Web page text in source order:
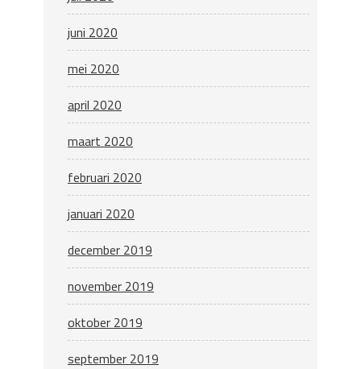
juni 2020
mei 2020
april 2020
maart 2020
februari 2020
januari 2020
december 2019
november 2019
oktober 2019
september 2019